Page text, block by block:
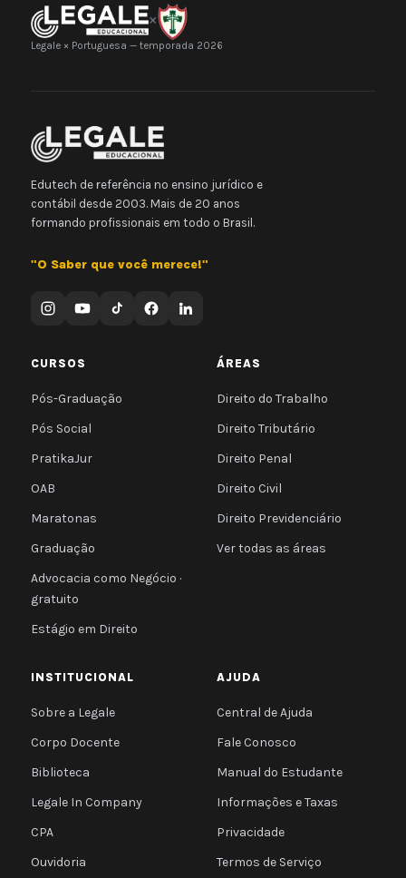
×
Legale × Portuguesa — temporada 2026
Edutech de referência no ensino jurídico e
contábil desde 2003. Mais de 20 anos
formando profissionais em todo o Brasil.
"O Saber que você merece!"
CURSOS
Pós-Graduação
Pós Social
PratikaJur
OAB
Maratonas
Graduação
Advocacia como Negócio ·
gratuito
Estágio em Direito
ÁREAS
Direito do Trabalho
Direito Tributário
Direito Penal
Direito Civil
Direito Previdenciário
Ver todas as áreas
INSTITUCIONAL
Sobre a Legale
Corpo Docente
Biblioteca
Legale In Company
CPA
Ouvidoria
AJUDA
Central de Ajuda
Fale Conosco
Manual do Estudante
Informações e Taxas
Privacidade
Termos de Serviço